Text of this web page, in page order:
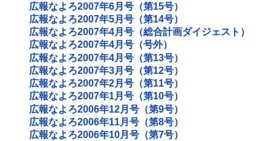
広報なよろ2007年6月号（第15号）
広報なよろ2007年5月号（第14号）
広報なよろ2007年4月号（総合計画ダイジェスト）
広報なよろ2007年4月号（号外）
広報なよろ2007年4月号（第13号）
広報なよろ2007年3月号（第12号）
広報なよろ2007年2月号（第11号）
広報なよろ2007年1月号（第10号）
広報なよろ2006年12月号（第9号）
広報なよろ2006年11月号（第8号）
広報なよろ2006年10月号（第7号）